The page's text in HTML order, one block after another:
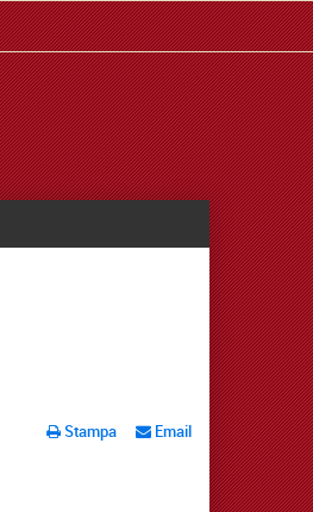
Stampa Email